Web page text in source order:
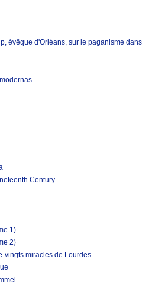
évêque d'Orléans, sur le paganisme
Century
1)
2)
vingts miracles de Lourdes